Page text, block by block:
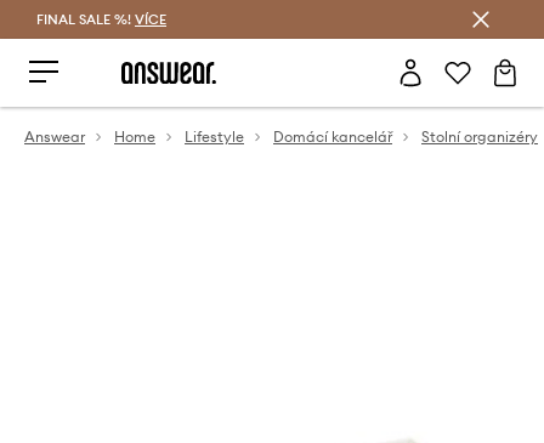
FINAL SALE %! VÍCE
Answear Home Lifestyle Domácí kancelář Stolní organizéry